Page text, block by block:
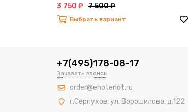
3 750 ₽ 7 500 ₽
Выбрать вариант
+7(495)178-08-17
Заказать звонок
order@enotenot.ru
г.Серпухов, ул. Ворошилова, д.122